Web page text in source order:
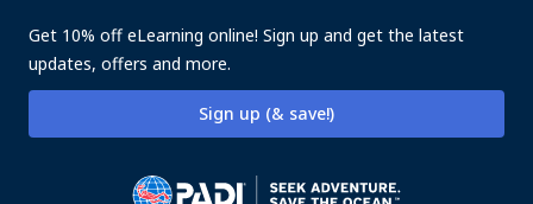
Get 10% off eLearning online! Sign up and get the latest
updates, offers and more.
Sign up (& save!)